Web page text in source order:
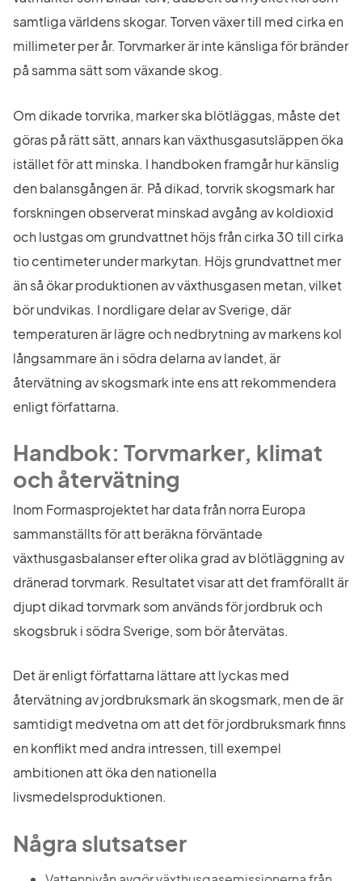
samtliga världens skogar. Torven växer till med cirka en
millimeter per år. Torvmarker är inte känsliga för bränder
på samma sätt som växande skog.
Om dikade torvrika, marker ska blötläggas, måste det
göras på rätt sätt, annars kan växthusgasutsläppen öka
istället för att minska. I handboken framgår hur känslig
den balansgången är. På dikad, torvrik skogsmark har
forskningen observerat minskad avgång av koldioxid
och lustgas om grundvattnet höjs från cirka 30 till cirka
tio centimeter under markytan. Höjs grundvattnet mer
än så ökar produktionen av växthusgasen metan, vilket
bör undvikas. I nordligare delar av Sverige, där
temperaturen är lägre och nedbrytning av markens kol
långsammare än i södra delarna av landet, är
återvätning av skogsmark inte ens att rekommendera
enligt författarna.
Handbok: Torvmarker, klimat
och återvätning
Inom Formasprojektet har data från norra Europa
sammanställts för att beräkna förväntade
växthusgasbalanser efter olika grad av blötläggning av
dränerad torvmark. Resultatet visar att det framförallt är
djupt dikad torvmark som används för jordbruk och
skogsbruk i södra Sverige, som bör återvätas.
Det är enligt författarna lättare att lyckas med
återvätning av jordbruksmark än skogsmark, men de är
samtidigt medvetna om att det för jordbruksmark finns
en konflikt med andra intressen, till exempel
ambitionen att öka den nationella
livsmedelsproduktionen.
Några slutsatser